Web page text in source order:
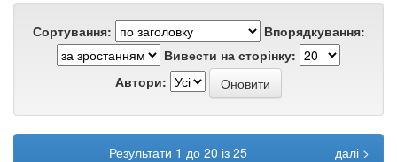
Сортування:
Впорядкування:
Вивести на сторінку:
Автори:
Результати 1 до 20 із 25
далі >